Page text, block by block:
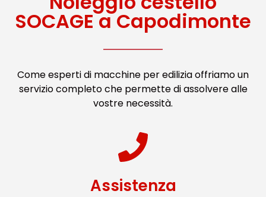
SOCAGE a Capodimonte
Come esperti di macchine per edilizia offriamo un
servizio completo che permette di assolvere alle
vostre necessità.
Assistenza